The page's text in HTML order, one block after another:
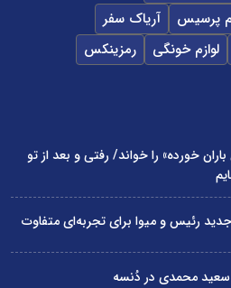
پرسیس
آریاک سفر
لوازم خونگی رمزینکس
خورده» را خواند/ رفتی و بعد از تو
رئیس و میوا برای تجربه‌ای متفاوت
سعید محمدی در دُنسه